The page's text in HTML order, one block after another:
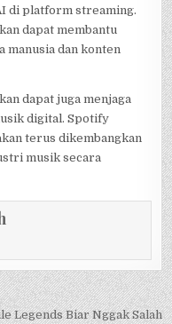
di platform streaming.
dapat membantu
manusia dan konten
dapat juga menjaga
digital. Spotify
terus dikembangkan
musik secara
Legends Biar Nggak Salah